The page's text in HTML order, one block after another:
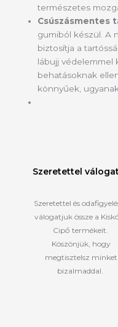
természetes
Csúszásmentes
gumiból készül. A
biztosítja a
lábujj védelemmel
behatásoknak
könnyűek,
Szeretettel
Szeretettel és
válogatjuk össze a
Cipő termékeit.
Köszönjük, hogy
megtisztelsz minket
bizalmaddal.